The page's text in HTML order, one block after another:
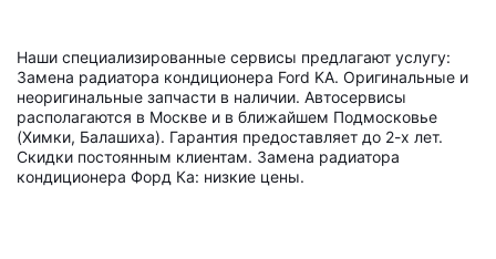
Наши специализированные сервисы предлагают услугу:
Замена радиатора кондиционера Ford KA. Оригинальные и
неоригинальные запчасти в наличии. Автосервисы
располагаются в Москве и в ближайшем Подмосковье
(Химки, Балашиха). Гарантия предоставляет до 2-х лет.
Скидки постоянным клиентам. Замена радиатора
кондиционера Форд Ка: низкие цены.